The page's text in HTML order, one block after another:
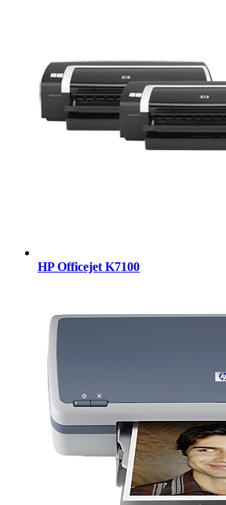
HP Officejet K7100